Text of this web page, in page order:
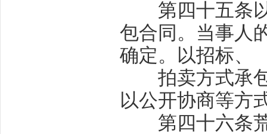
第四十五条
包合同。当事人
确定。以招标、
拍卖方式承包
以公开协商等方
第四十六条